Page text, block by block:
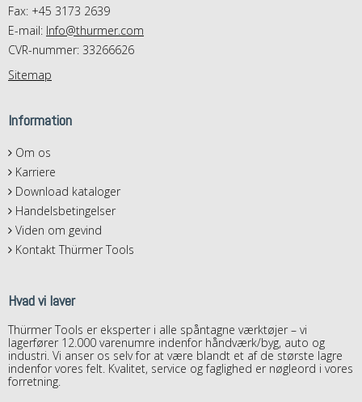
Fax: +45 3173 2639
E-mail: Info@thurmer.com
CVR-nummer: 33266626
Sitemap
Information
Om os
Karriere
Download kataloger
Handelsbetingelser
Viden om gevind
Kontakt Thürmer Tools
Hvad vi laver
Thürmer Tools er eksperter i alle spåntagne værktøjer – vi
lagerfører 12.000 varenumre indenfor håndværk/byg, auto og
industri. Vi anser os selv for at være blandt et af de største lagre
indenfor vores felt. Kvalitet, service og faglighed er nøgleord i vores
forretning.